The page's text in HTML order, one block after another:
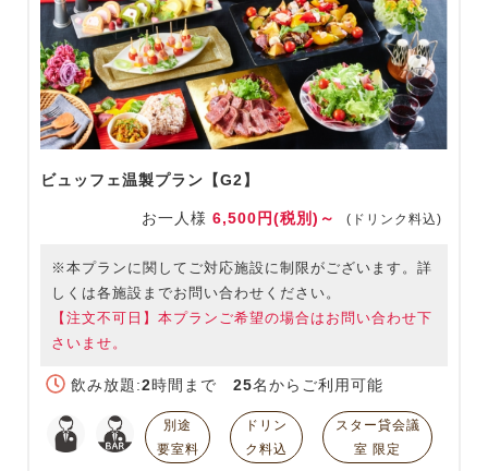
ビュッフェ温製プラン【G2】
お一人様 6,500円(税別)～ (ドリンク料込)
※本プランに関してご対応施設に制限がございます。詳
しくは各施設までお問い合わせください。
【注文不可日】本プランご希望の場合はお問い合わせ下
さいませ。
飲み放題:2時間まで 25名からご利用可能
別途
要室料
ドリン
ク料込
スター貸会議
室 限定